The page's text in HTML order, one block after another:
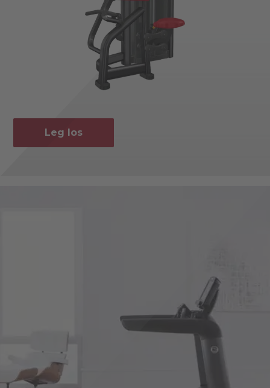
Leg los